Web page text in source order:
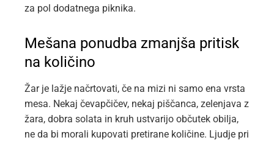
za pol dodatnega piknika.
Mešana ponudba zmanjša pritisk
na količino
Žar je lažje načrtovati, če na mizi ni samo ena vrsta
mesa. Nekaj čevapčičev, nekaj piščanca, zelenjava z
žara, dobra solata in kruh ustvarijo občutek obilja,
ne da bi morali kupovati pretirane količine. Ljudje pri